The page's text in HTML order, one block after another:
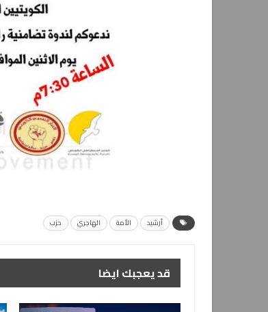
أرشيد الأمة الهاجري حزب
قد يعجبك ايضا